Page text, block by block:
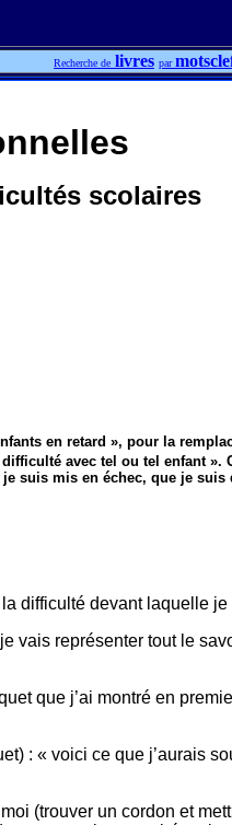
Recherche de livres par
scolaires
en retard », pour la
avec tel ou tel enfant ».
suis mis en échec, que je suis
difficulté devant laquelle
vais représenter tout le
que j’ai montré en
: « voici ce que j’aurais
(trouver un cordon et